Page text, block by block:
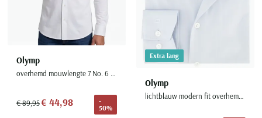
Olymp
overhemd mouwlengte 7 No. 6 super slim fit wit effen katoen
€ 89,95€ 44,98
-
50%
Olymp
lichtblauw modern fit overhemd katoen mouwlengte 7
Extra lang